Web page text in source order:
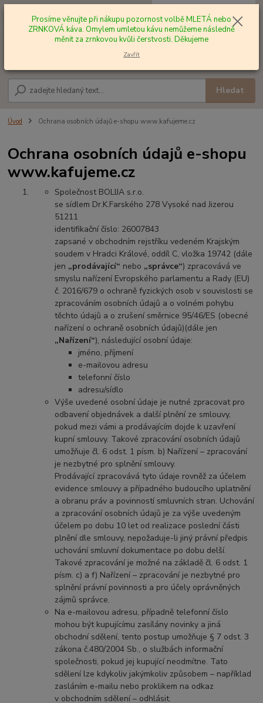
Hledat
+420 602 577 209 za0,00 Kč
Úvod Ochrana osobních údajů e-shopu www.kafujeme.cz
Ochrana osobních údajů e-shopu
www.kafujeme.cz
Společnost BOLIJA s.r.o.
se sídlem Dr.K.Farského 278 Vysoké nad Jizerou
51211
identifikační číslo: 26007843
zapsané v obchodním rejstříku vedeném Krajským
soudem v Hradci Králové, oddíl C, vložka 19742 (dále
jen „prodávající“ nebo „správce“) zpracovává ve
smyslu nařízení Evropského parlamentu a Rady (EU)
č. 2016/679 o ochraně fyzických osob v souvislosti se
zpracováním osobních údajů a o volném pohybu
těchto údajů a o zrušení směrnice 95/46/ES (obecné
nařízení o ochraně osobních údajů)(dále jen
„Nařízení“), následující osobní údaje:
jméno, příjmení
e-mailovou adresu
telefonní číslo
adresu/sídlo
Výše uvedené osobní údaje je nutné zpracovat pro
odbavení objednávek a další plnění ze smlouvy,
pokud mezi vámi a prodávajícím dojde k uzavření
kupní smlouvy. Takové zpracování osobních údajů
umožňuje čl. 6 odst. 1 písm. b) Nařízení – zpracování
je nezbytné pro splnění smlouvy.
Prodávající zpracovává tyto údaje rovněž za účelem
evidence smlouvy a případného budoucího uplatnění
a obranu práv a povinností smluvních stran. Uchování
a zpracování osobních údajů je za výše uvedeným
účelem po dobu 10 let od realizace poslední části
plnění dle smlouvy, nepožaduje-li jiný právní předpis
uchování smluvní dokumentace po dobu delší.
Takové zpracování je možné na základě čl. 6 odst. 1
písm. c) a f) Nařízení – zpracování je nezbytné pro
splnění právní povinnosti a pro účely oprávněných
zájmů správce.
Na e-mailovou adresu, případně telefonní číslo
mohou být kupujícímu zasílány novinky a jiná
obchodní sdělení, tento postup umožňuje § 7 odst. 3
zákona č.480/2004 Sb., o službách informační
společnosti, pokud jej kupující neodmítne. Tato
sdělení lze kdykoliv jakýmkoliv způsobem – například
zasláním e-mailu nebo proklikem na odkaz
v obchodním sdělení – odhlásit.
Prosíme věnujte při nákupu pozornost volbě MLETÁ nebo
ZRNKOVÁ káva. Omylem umletou kávu nemůžeme následně
měnit za zrnkovou kvůli čerstvosti. Děkujeme
Zavřít